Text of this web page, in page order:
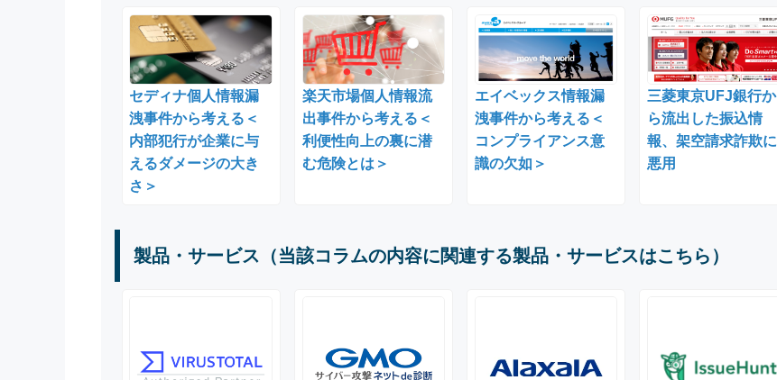
セディナ個人情報漏
洩事件から考える＜
内部犯行が企業に与
えるダメージの大き
さ＞
楽天市場個人情報流
出事件から考える＜
利便性向上の裏に潜
む危険とは＞
エイベックス情報漏
洩事件から考える＜
コンプライアンス意
識の欠如＞
三菱東京UFJ銀行か
ら流出した振込情
報、架空請求詐欺に
悪用
製品・サービス（当該コラムの内容に関連する製品・サービスはこちら）